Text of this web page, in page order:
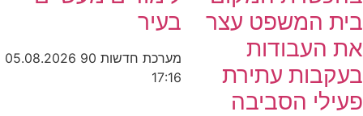
בית המשפט עצר
את העבודות
בעקבות עתירת
פעילי הסביבה
בעיר
מערכת חדשות 90
05.08.2026
17:16